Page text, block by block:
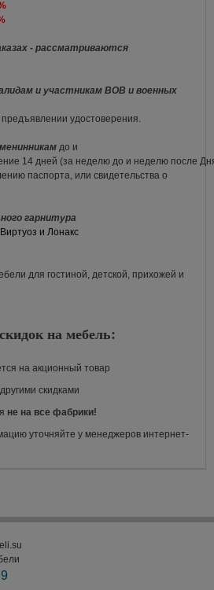
- рассматриваются
и участникам ВОВ и военных
удостоверения.
до и
14 дней (за неделю до и неделю после
паспорта, или свидетельства о
гарнитура
и Лонакс
для гостиной, детской, прихожей и
на мебель:
на акционный товар
скидками
не на все фабрики!
уточняйте у менеджеров интернет-